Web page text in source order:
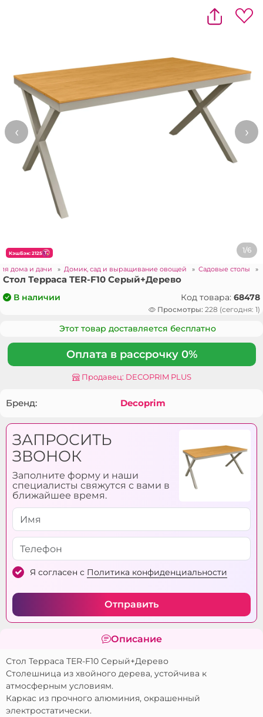
КэшБэк: 2125 1/6
‹ ›
дома и дачи » Домик, сад и выращивание овощей » Садовые столы »
Стол Терраса TER-F10 Серый+Дерево
В наличии Код товара: 68478
Просмотры: 228 (сегодня: 1)
Этот товар доставляется бесплатно
Оплата в рассрочку 0%
Продавец: DECOPRIM PLUS
Бренд: Decoprim
ЗАПРОСИТЬ
ЗВОНОК
Заполните форму и наши
специалисты свяжутся с вами в
ближайшее время.
Я согласен с Политика конфиденциальности
Отправить
Описание
Стол Терраса TER-F10 Серый+Дерево
Столешница из хвойного дерева, устойчива к
атмосферным условиям.
Каркас из прочного алюминия, окрашенный
электростатически.